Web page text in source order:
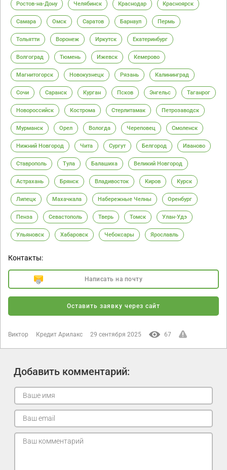
Ростов-на-Дону Челябинск Краснодар Красноярск
Самара Омск Саратов Барнаул Пермь
Тольятти Воронеж Иркутск Екатеринбург
Волгоград Тюмень Ижевск Кемерово
Магнитогорск Новокузнецк Рязань Калининград
Сочи Саранск Курган Псков Энгельс Таганрог
Новороссийск Кострома Стерлитамак Петрозаводск
Мурманск Орел Вологда Череповец Смоленск
Нижний Новгород Чита Сургут Белгород Иваново
Ставрополь Тула Балашиха Великий Новгород
Астрахань Брянск Владивосток Киров Курск
Липецк Махачкала Набережные Челны Оренбург
Пенза Севастополь Тверь Томск Улан-Удэ
Ульяновск Хабаровск Чебоксары Ярославль
Контакты:
Написать на почту
Оставить заявку через сайт
Виктор Кредит Арилакс 29 сентября 2025 67
Добавить комментарий: